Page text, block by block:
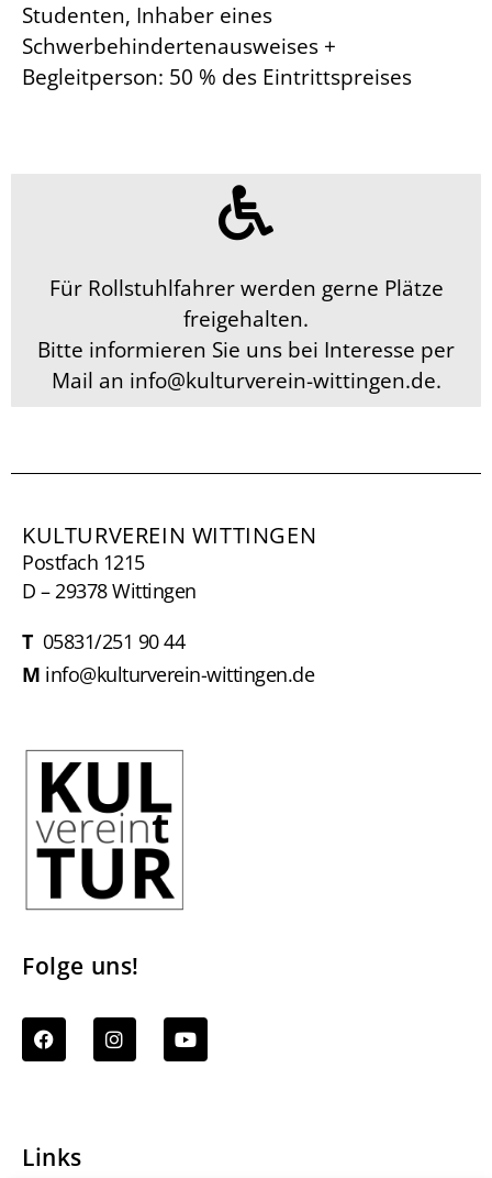
Studenten, Inhaber eines
Schwerbehindertenausweises +
Begleitperson: 50 % des Eintrittspreises
Für Rollstuhlfahrer werden gerne Plätze
freigehalten.
Bitte informieren Sie uns bei Interesse per
Mail an info@kulturverein-wittingen.de.
KULTURVEREIN WITTINGEN
Postfach 1215
D – 29378 Wittingen
T05831/251 90 44
M info@kulturverein-wittingen.de
Folge uns!
Links